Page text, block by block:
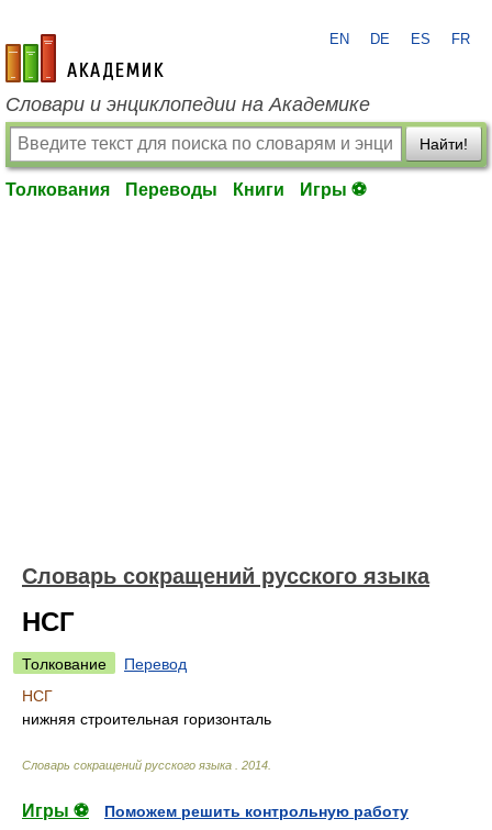
academic.ru
EN DE ES FR
Словари и энциклопедии на Академике
Найти!
Толкования Переводы Книги Игры ⚽
Словарь сокращений русского языка
НСГ
Толкование
Перевод
НСГ
нижняя строительная горизонталь
Словарь сокращений русского языка 2014
Игры ⚽
Поможем решить контрольную работу